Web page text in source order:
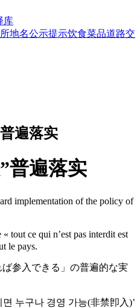
库
地名公示提示饮食菜品道路交
遍落实
普遍落实
implementation of the policy of
tout ce qui n’est pas interdit est
le pays.
ば参入できる」の普遍的な実
누구나 경영 가능(非禁卽入)’